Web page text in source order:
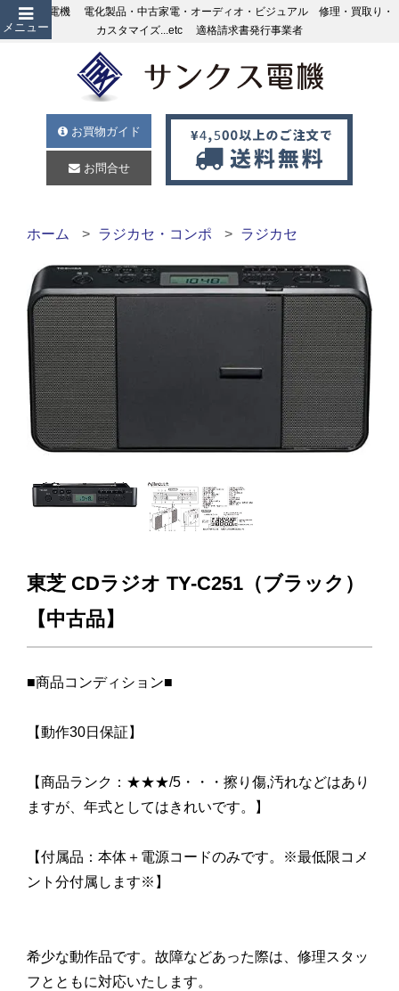
メニュー
サンクス電機 電化製品・中古家電・オーディオ・ビジュアル 修理・買取り・
カスタマイズ...etc 適格請求書発行事業者
お買物ガイド
お問合せ
ホーム ラジカセ・コンポ ラジカセ
東芝 CDラジオ TY-C251（ブラック）
【中古品】
■商品コンディション■
【動作30日保証】
【商品ランク：★★★/5・・・擦り傷,汚れなどはあり
ますが、年式としてはきれいです。】
【付属品：本体＋電源コードのみです。※最低限コメ
ント分付属します※】
希少な動作品です。故障などあった際は、修理スタッ
フとともに対応いたします。